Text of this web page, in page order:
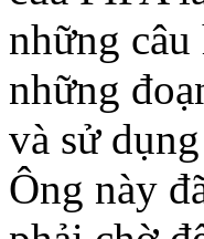
những
những
và sử
Ông này